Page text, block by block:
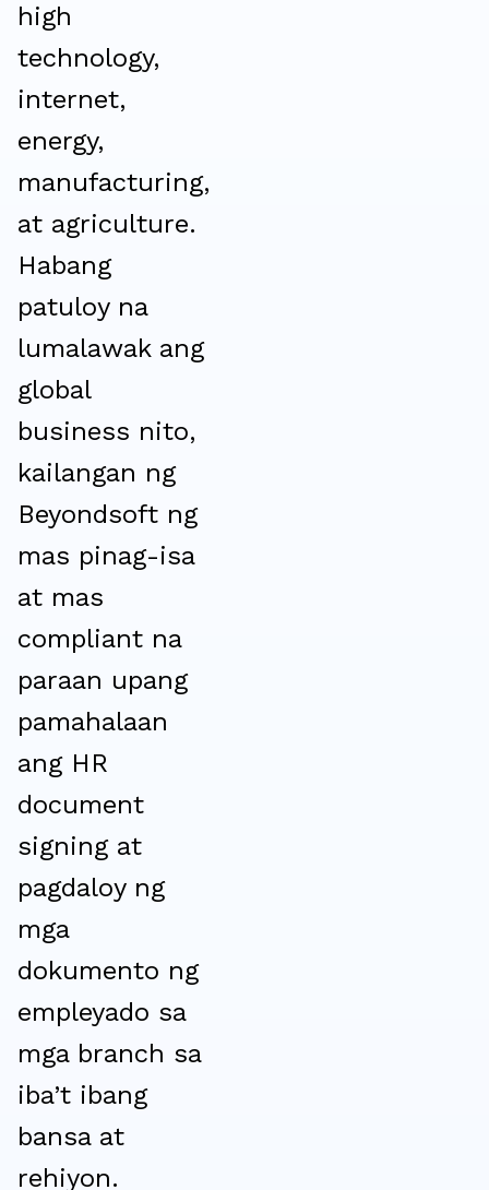
high
technology,
internet,
energy,
manufacturing,
at agriculture.
Habang
patuloy na
lumalawak ang
global
business nito,
kailangan ng
Beyondsoft ng
mas pinag-isa
at mas
compliant na
paraan upang
pamahalaan
ang HR
document
signing at
pagdaloy ng
mga
dokumento ng
empleyado sa
mga branch sa
iba’t ibang
bansa at
rehiyon.